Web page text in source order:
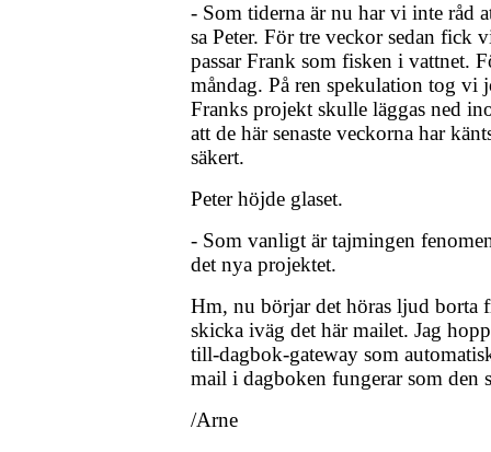
- Som tiderna är nu har vi inte råd
sa Peter. För tre veckor sedan fick
passar Frank som fisken i vattnet.
måndag. På ren spekulation tog vi
Franks projekt skulle läggas ned
att de här senaste veckorna har
säkert.
Peter höjde glaset.
- Som vanligt är tajmingen
det nya projektet.
Hm, nu börjar det höras ljud borta
skicka iväg det här mailet. Jag
till-dagbok-gateway som
mail i dagboken fungerar som den
/Arne